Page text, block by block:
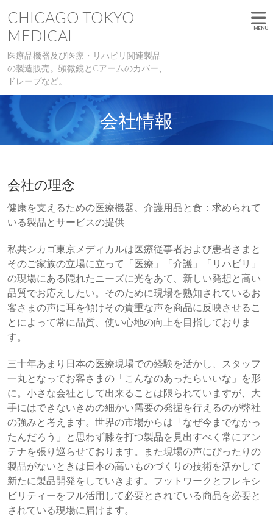
CHICAGO TOKYO
MEDICAL
医療品機器及び医療・リハビリ関連製品
の製造販売。顕微鏡とCアームのカバー、
ドレープなど。
会社情報
会社の理念
健康を支えるための医療機器、介護用品と食：求められて
いる製品とサービスの提供
私共シカゴ東京メディカルは医療従事者および患者さまと
そのご家族の立場に立って「医療」「介護」「リハビリ」
の現場にある隠れたニーズに光をあて、新しい発想と高い
品質でお応えしたい。そのために現場を熟知されているお
客さまの声に耳を傾けその貴重な声を商品に反映させるこ
とによって常に品質、使い心地の向上を目指しておりま
す。
三十年あまり日本の医療現場での経験を活かし、スタッフ
一丸となってお客さまの「こんなのあったらいいな」を形
に。小さな会社として出来ることは限られていますが、大
手にはできないきめの細かい需要の発掘を行えるのが弊社
の強みと考えます。世界の市場からは「なぜ今までなかっ
たんだろう」と思わず膝を打つ製品を見出すべく常にアン
テナを張り巡らせております。また現場の声にぴったりの
製品がないときは日本の高いものづくりの技術を活かして
新たに製品開発をしていきます。フットワークとフレキシ
ビリティーをフル活用して必要とされている商品を必要と
されている現場に届けます。